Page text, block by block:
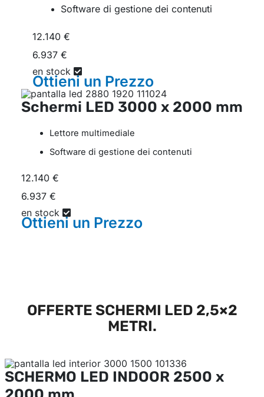
Software di gestione dei contenuti
12.140 €
6.937 €
en stock
Ottieni un Prezzo
Schermi LED 3000 x 2000 mm
Lettore multimediale
Software di gestione dei contenuti
12.140 €
6.937 €
en stock
Ottieni un Prezzo
OFFERTE SCHERMI LED 2,5×2
METRI.
SCHERMO LED INDOOR 2500 x